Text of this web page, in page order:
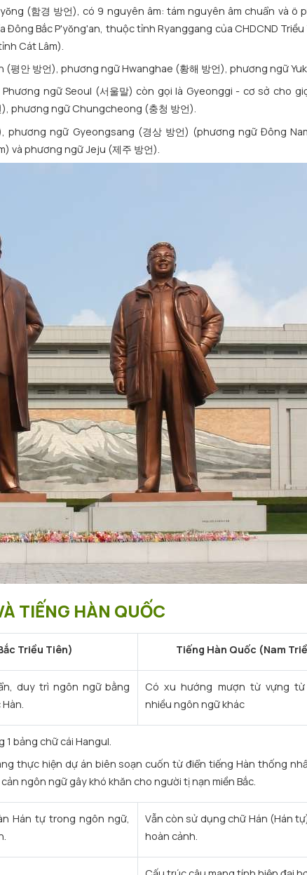
(함경 방언), có 9 nguyên âm: tám nguyên âm chuẩn và ö
Đông Bắc P'yŏng'an, thuộc tỉnh Ryanggang của CHDCND
Cát Lâm).
(평안 방언), phương ngữ Hwanghae (황해 방언), phương ngữ
ngữ Seoul (서울말) còn gọi là Gyeonggi - cơ sở cho
phương ngữ Chungcheong (충청 방언).
phương ngữ Gyeongsang (경상 방언) (phương ngữ Đông
và phương ngữ Jeju (제주 방언).
TIẾNG HÀN QUỐC
Triều Tiên) Tiếng Hàn Quốc (Nam
duy trì ngôn ngữ bằng
Có xu hướng mượn từ vựng
nhiều ngôn ngữ khác
1 bảng chữ cái Hangul.
thực hiện dự án biên soạn cuốn từ điển tiếng Hàn thống
ngôn ngữ gây khó khăn cho người tị nạn miền Bắc.
Hán tự trong ngôn ngữ,
Vẫn còn sử dụng chữ Hán (Hán
hoàn cảnh.